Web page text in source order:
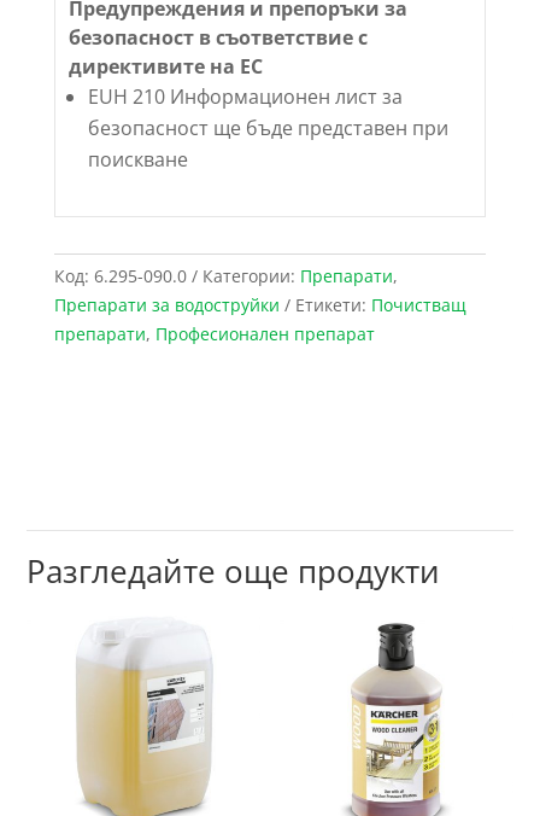
Предупреждения и препоръки за
безопасност в съответствие с
директивите на ЕС
EUH 210 Информационен лист за
безопасност ще бъде представен при
поискване
Код: 6.295-090.0 Категории: Препарати,
Препарати за водоструйки
Етикети: Почистващ
препарати, Професионален препарат
Разгледайте още продукти